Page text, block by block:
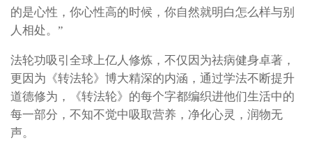
的是心性，你心性高的时候，你自然就明白怎么样与别
人相处。”
法轮功吸引全球上亿人修炼，不仅因为祛病健身卓著，
更因为《转法轮》博大精深的内涵，通过学法不断提升
道德修为，《转法轮》的每个字都编织进他们生活中的
每一部分，不知不觉中吸取营养，净化心灵，润物无
声。